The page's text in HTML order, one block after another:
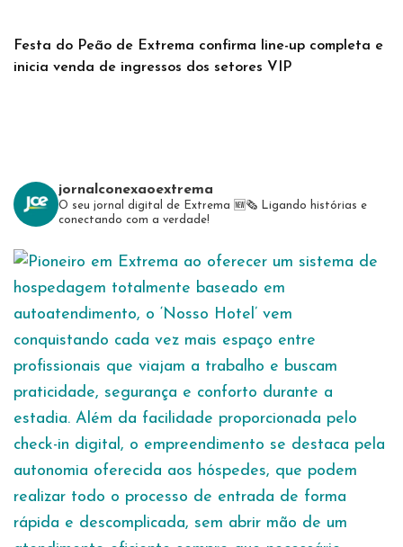
Festa do Peão de Extrema confirma line-up completa e
inicia venda de ingressos dos setores VIP
jornalconexaoextrema
O seu jornal digital de Extrema 🆕️🗞 Ligando histórias e
conectando com a verdade!